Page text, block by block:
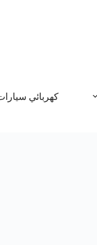
كهربائي